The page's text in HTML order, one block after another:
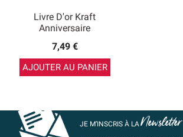
Livre D'or Kraft
Anniversaire
7,49 €
AJOUTER AU PANIER
JE M’INSCRIS À LANewsletter